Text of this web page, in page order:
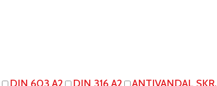
DIN 603 A2 DIN 316 A2 ANTIVANDAL SKR.